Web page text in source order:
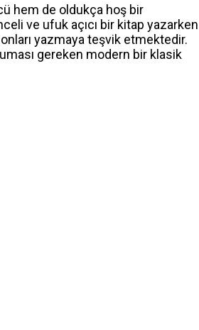
hem de oldukça hoş bir
ve ufuk açıcı bir kitap yazarken
yazmaya teşvik etmektedir.
gereken modern bir klasik